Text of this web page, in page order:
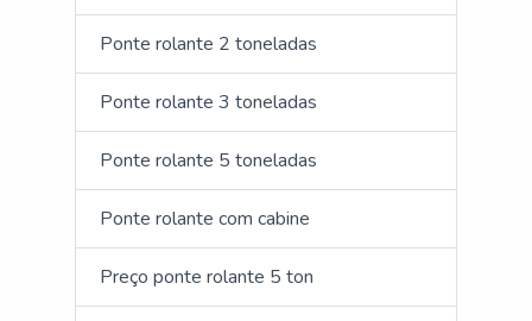
Ponte rolante 2 toneladas
Ponte rolante 3 toneladas
Ponte rolante 5 toneladas
Ponte rolante com cabine
Preço ponte rolante 5 ton